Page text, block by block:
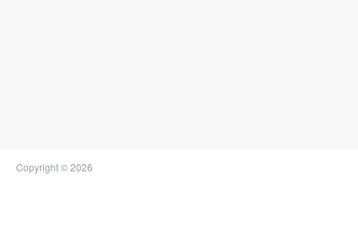
Copyright © 2026